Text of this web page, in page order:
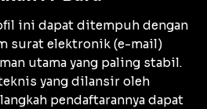
ini dapat ditempuh dengan
surat elektronik (e-mail)
utama yang paling stabil.
yang dilansir oleh
pendaftarannya dapat